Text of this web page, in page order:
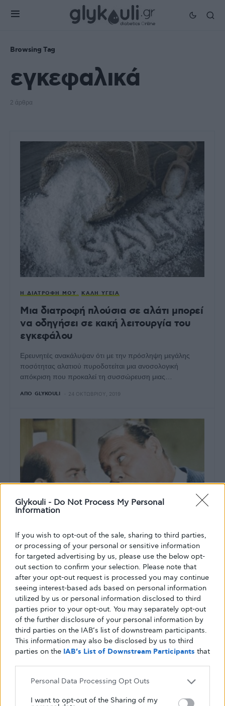
Glykouli - Do Not Process My Personal
Information
If you wish to opt-out of the sale, sharing to third parties,
or processing of your personal or sensitive information
for targeted advertising by us, please use the below opt-
out section to confirm your selection. Please note that
after your opt-out request is processed you may continue
seeing interest-based ads based on personal information
utilized by us or personal information disclosed to third
parties prior to your opt-out. You may separately opt-out
of the further disclosure of your personal information by
third parties on the IAB’s list of downstream participants.
This information may also be disclosed by us to third
parties on the IAB’s List of Downstream Participants that
Personal Data Processing Opt Outs
I want to opt-out of the Sharing of my
Browsing Tag
εγκεφαλικά
2 άρθρα
Η ΔΙΑΤΡΟΦΉ ΜΟΥ ΚΑΛΉ ΥΓΕΊΑ
Μια διατροφή πλούσια σε αλάτι μπορεί
να οδηγήσει σε κακή λειτουργία του
εγκεφάλου
Ερευνητές ανακάλυψαν ότι με την πρόσληψη μεγάλης
ποσότητας αλατιού πυροδοτείται μια ανοσολογική
απόκριση που προκαλεί τη συσσώρευση μιας…
ΑΠΌ GLYKOULI 24 ΟΚΤΩΒΡΊΟΥ, 2019
ΖΩΉ ΜΕ ΤΟ ΔΙΑΒΉΤΗ
Λάμπρος Κωνσταντάρας: σαν σήμερα,
πριν απο 34 χρόνια "έφυγε" από τη
ζωή ο διάσημος ηθοποιός που έπασχε
από διαβήτη
Σαν σήμερα έφυγε από τη ζωή ο διάσημος ηθοποιός
Λάμπρος Κωνσταντάρας που έπασχε από διαβήτη.
Γεννήθηκε στις 13 Μαρτίου…
ΑΠΌ GLYKOULI 28 ΙΟΥΝΊΟΥ, 2019